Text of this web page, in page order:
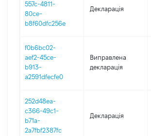
557c-4811-
80ce-
b8f60dfc256e
Декларація
f0b6bc02-
aef2-45ce-
b913-
a2591dfecfe0
Виправлена
декларація
252d48ea-
c366-49c1-
b71a-
2a7fbf2387fc
Декларація